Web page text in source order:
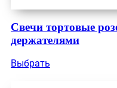
Свечи тортовые
держателями
Выбрать